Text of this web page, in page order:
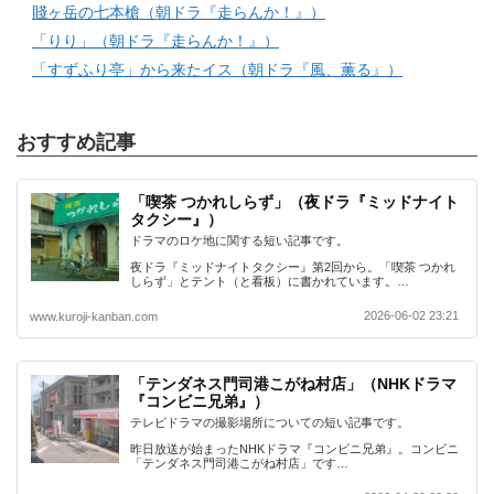
賤ヶ岳の七本槍（朝ドラ『走らんか！』）
「りり」（朝ドラ『走らんか！』）
「すずふり亭」から来たイス（朝ドラ『風、薫る』）
おすすめ記事
「喫茶 つかれしらず」（夜ドラ『ミッドナイト
タクシー』）
ドラマのロケ地に関する短い記事です。
夜ドラ『ミッドナイトタクシー』第2回から。「喫茶 つかれ
しらず」とテント（と看板）に書かれています。…
www.kuroji-kanban.com 2026-06-02 23:21
「テンダネス門司港こがね村店」（NHKドラマ
『コンビニ兄弟』）
テレビドラマの撮影場所についての短い記事です。
昨日放送が始まったNHKドラマ『コンビニ兄弟』。コンビニ
「テンダネス門司港こがね村店」です…